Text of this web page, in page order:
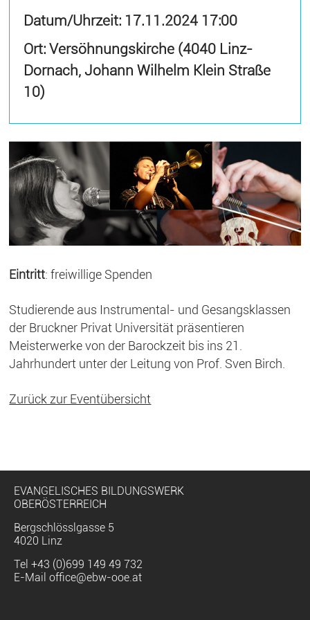
Datum/Uhrzeit: 17.11.2024 17:00
Ort: Versöhnungskirche (4040 Linz-
Dornach, Johann Wilhelm Klein Straße
10)
Eintritt: freiwillige Spenden
Studierende aus Instrumental- und Gesangsklassen
der Bruckner Privat Universität präsentieren
Meisterwerke von der Barockzeit bis ins 21.
Jahrhundert unter der Leitung von Prof. Sven Birch.
Zurück zur Eventübersicht
EVANGELISCHES BILDUNGSWERK
OBERÖSTERREICH
Bergschlösslgasse 5
4020 Linz
Tel +43 (0)699 149 49 732
E-Mail office@ebw-ooe.at